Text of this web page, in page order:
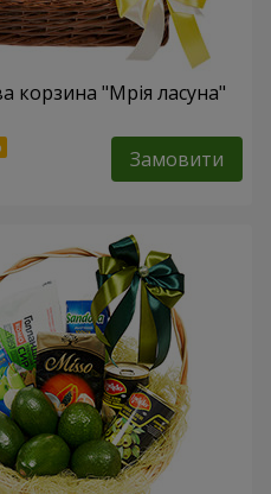
корзина "Мрія ласуна"
Замовити